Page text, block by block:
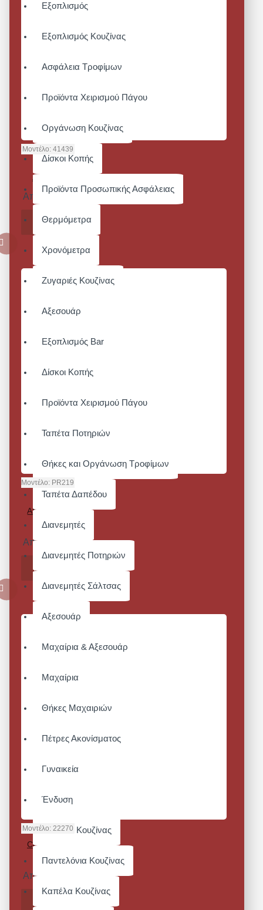
Εξοπλισμός
Εξοπλισμός Κουζίνας
Ασφάλεια Τροφίμων
Προϊόντα Χειρισμού Πάγου
Οργάνωση Κουζίνας
Δίσκοι Κοπής
Προϊόντα Προσωπικής Ασφάλειας
Θερμόμετρα
Χρονόμετρα
Ζυγαριές Κουζίνας
Αξεσουάρ
Εξοπλισμός Bar
Δίσκοι Κοπής
Προϊόντα Χειρισμού Πάγου
Ταπέτα Ποτηριών
Θήκες και Οργάνωση Τροφίμων
Ταπέτα Δαπέδου
Διανεμητές
Διανεμητές Ποτηριών
Διανεμητές Σάλτσας
Αξεσουάρ
Μαχαίρια & Αξεσουάρ
Μαχαίρια
Θήκες Μαχαιριών
Πέτρες Ακονίσματος
Γυναικεία
Ένδυση
Σακάκια Κουζίνας
Παντελόνια Κουζίνας
Καπέλα Κουζίνας
Μοντέλο: 41439
CATER II
ΑΝΔΡΙΚΟ
Από 88,04€
ΚΑΛΆΘΙ
Μοντέλο: PR219
COMIS -
ΑΝΔΡΙΚΌ T-
SHIRT
Από 19,84€
ΚΑΛΆΘΙ
Μοντέλο: 22270
CONDOR ΙΙ-
BLACK
Από 81,84€